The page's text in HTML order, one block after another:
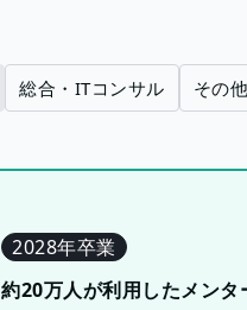
総合・ITコンサル その
2028年卒業
約20万人が利用したメン